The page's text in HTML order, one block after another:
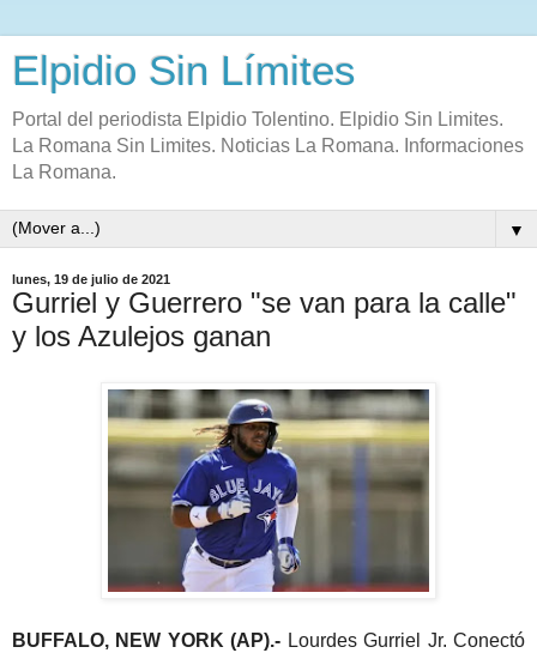
Elpidio Sin Límites
Portal del periodista Elpidio Tolentino. Elpidio Sin Limites.
La Romana Sin Limites. Noticias La Romana. Informaciones
La Romana.
▼
lunes, 19 de julio de 2021
Gurriel y Guerrero "se van para la calle"
y los Azulejos ganan
BUFFALO, NEW YORK (AP).- Lourdes Gurriel Jr. Conectó